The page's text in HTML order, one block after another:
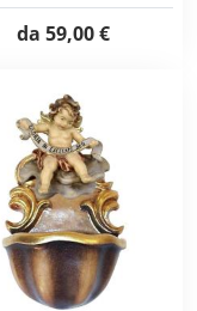
da 59,00 €